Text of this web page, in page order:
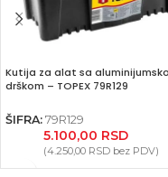
Kutija za alat sa
drškom – TOPEX 79R129
ŠIFRA: 79R129
5.100,00 RSD
(4.250,00 RSD bez PDV)